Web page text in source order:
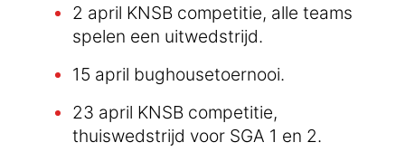
2 april KNSB competitie, alle teams
spelen een uitwedstrijd.
15 april bughousetoernooi.
23 april KNSB competitie,
thuiswedstrijd voor SGA 1 en 2.